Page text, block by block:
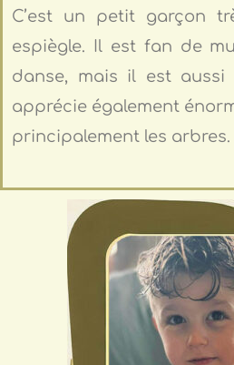
C’est un petit garçon
espiègle. Il est fan de
danse, mais il est
apprécie également
principalement les arbres.